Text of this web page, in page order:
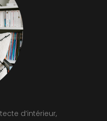
d’intérieur,